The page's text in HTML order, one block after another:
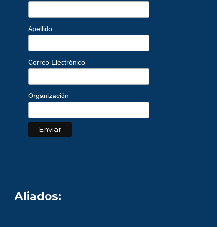
Apellido
Correo Electrónico
Organización
Aliados: